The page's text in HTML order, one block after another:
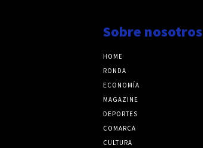
Sobre nosotros
HOME
RONDA
ECONOMÍA
MAGAZINE
DEPORTES
COMARCA
CULTURA